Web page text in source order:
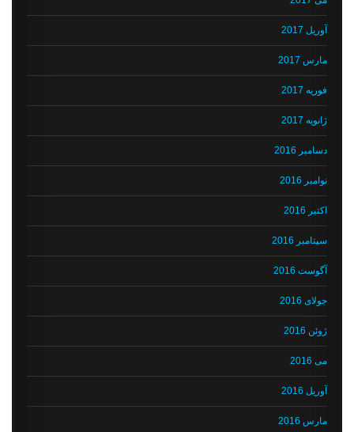
آوریل 2017
مارس 2017
فوریه 2017
ژانویه 2017
دسامبر 2016
نوامبر 2016
اکتبر 2016
سپتامبر 2016
آگوست 2016
جولای 2016
ژوئن 2016
می 2016
آوریل 2016
مارس 2016